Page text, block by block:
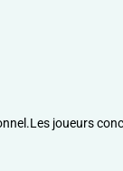
joueurs